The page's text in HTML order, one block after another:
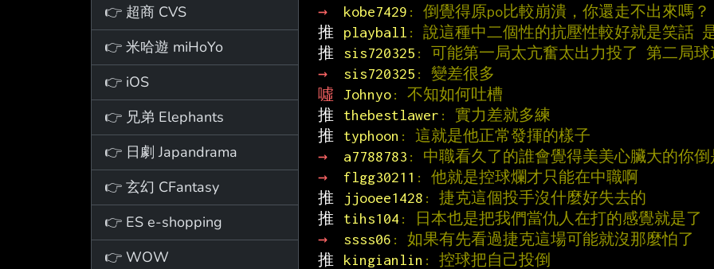
👉 超商 CVS
👉 米哈遊 miHoYo
👉 iOS
👉 兄弟 Elephants
👉 日劇 Japandrama
👉 玄幻 CFantasy
👉 ES e-shopping
👉 WOW
→
kobe7429 : 倒覺得原po比較崩潰，你還走不出來嗎？
推
playball : 說這種中二個性的抗壓性較好就是笑話
推
sis720325 : 可能第一局太亢奮太出力投了 第二局球
→
sis720325 : 變差很多
噓 Johnyo: 不知如何吐槽
推
thebestlawer : 實力差就多練
推
typhoon : 這就是他正常發揮的樣子
→
a7788783 : 中職看久了的誰會覺得美美心臟大的你倒
→
flgg30211 : 他就是控球爛才只能在中職啊
推
jjooee1428 : 捷克這個投手沒什麼好失去的
推
tihs104 : 日本也是把我們當仇人在打的感覺就是了
→
ssss06 : 如果有先看過捷克這場可能就沒那麼怕了
推
kingianlin : 控球把自己投倒